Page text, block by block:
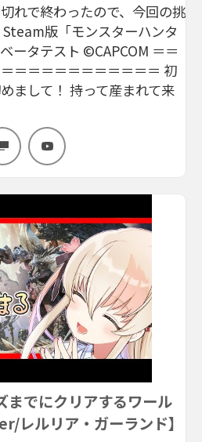
れで終わったので、今回の挑
版「モンスターハンタ
ータテスト ©CAPCOM ＝＝
＝＝＝＝＝＝＝＝＝＝＝ 初
まして！ 持って産まれて来
までにクリアするワール
レルリア・ガーランド】